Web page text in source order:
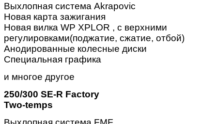
Выхлопная система Akrapovic
Новая карта зажигания
Новая вилка WP XPLOR , c верхними
регулировками(поджатие, сжатие, отбой)
Анодированные колесные диски
Специальная графика
и многое другое
250/300 SE-R Factory
Two-temps